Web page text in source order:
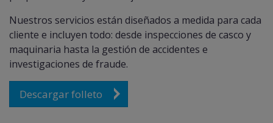
Nuestros servicios están diseñados a medida para cada
cliente e incluyen todo: desde inspecciones de casco y
maquinaria hasta la gestión de accidentes e
investigaciones de fraude.
Descargar folleto